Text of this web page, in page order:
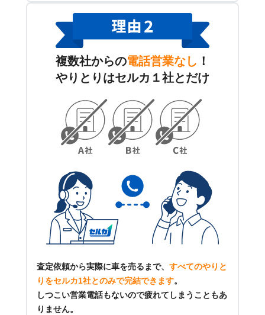
複数社からの電話営業なし ！
やりとりはセルカ１社とだけ
査定依頼から実際に車を売るまで、 すべてのやりと
りをセルカ1社とのみで完結できます。
しつこい営業電話もないので疲れてしまうこともあ
りません。